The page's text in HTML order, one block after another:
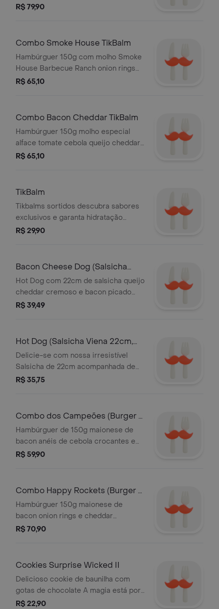
hambúrguer Angus de 150g coberto
R$ 79,90
Combo Smoke House TikBalm
Hambúrguer 150g com molho Smoke
House Barbecue Ranch onion rings
cheddar e o exclusivo Tikbalm
R$ 65,10
Combo Bacon Cheddar TikBalm
Hambúrguer 150g molho especial
alface tomate cebola queijo cheddar
onion rings e o toque único do
R$ 65,10
TikBalm
Tikbalms sortidos descubra sabores
exclusivos e garanta hidratação
intensa com um toque divertido
R$ 29,90
Bacon Cheese Dog (Salsicha
Viena 22cm,Ch
Hot Dog com 22cm de salsicha queijo
cheddar cremoso e bacon picado
Uma deliciosa combinação de
R$ 39,49
Hot Dog (Salsicha Viena 22cm,
Ketchup, M
Delicie-se com nossa irresistível
Salsicha de 22cm acompanhada de
ketchup e mostarda tudo preparado
R$ 35,75
Combo dos Campeões (Burger +
Batata + Pe
Hambúrguer de 150g maionese de
bacon anéis de cebola crocantes e
cheddar cremoso no pão brioche
R$ 59,90
Combo Happy Rockets (Burger +
Batata + B
Hambúrguer 150g maionese de
bacon onion rings e cheddar
cremoso no brioche Acompanha
R$ 70,90
Cookies Surprise Wicked II
Delicioso cookie de baunilha com
gotas de chocolate A magia está por
dentro ao abrir você descobre qual
R$ 22,90